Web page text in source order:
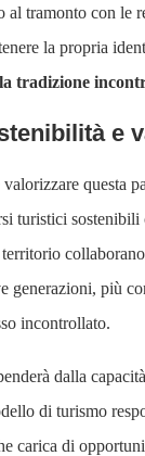
al tramonto con le
la propria
la tradizione
e
questa
turistici
generazioni, più
incontrollato.
dalla
di turismo
carica di